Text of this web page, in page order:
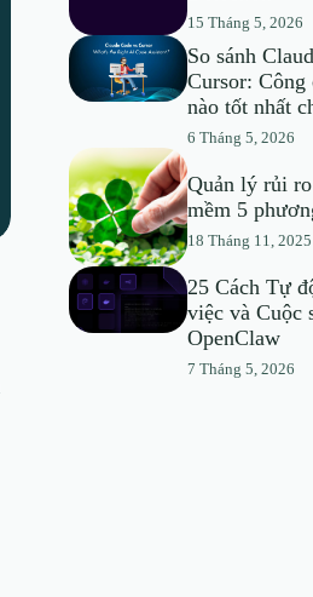
15 Tháng 5, 2026
So sánh
Cursor:
nào tốt nhất
6 Tháng 5, 2026
Quản lý rủi
mềm 5
18 Tháng 11, 2025
25 Cách Tự
việc và Cuộc
OpenClaw
7 Tháng 5, 2026